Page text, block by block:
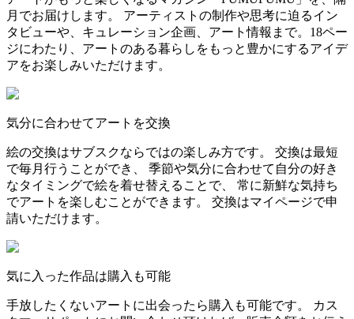
月でお届けします。 アーティストの制作や思考に迫るイン
タビューや、キュレーション企画、アート情報まで。18ペー
ジにわたり、アートのある暮らしをもっと豊かにするアイデ
アをお楽しみいただけます。
気分に合わせてアートを交換
絵の交換はサブスクならではの楽しみ方です。 交換は最短
で毎月行うことができ、 季節や気分に合わせて自分の好き
なタイミングで絵を着せ替えることで、 常に新鮮な気持ち
でアートを楽しむことができます。 交換はマイページで申
請いただけます。
気に入った作品は購入も可能
手放したくないアートに出会ったら購入も可能です。 カス